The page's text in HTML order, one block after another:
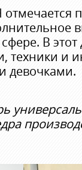
В
техники и
девочками.